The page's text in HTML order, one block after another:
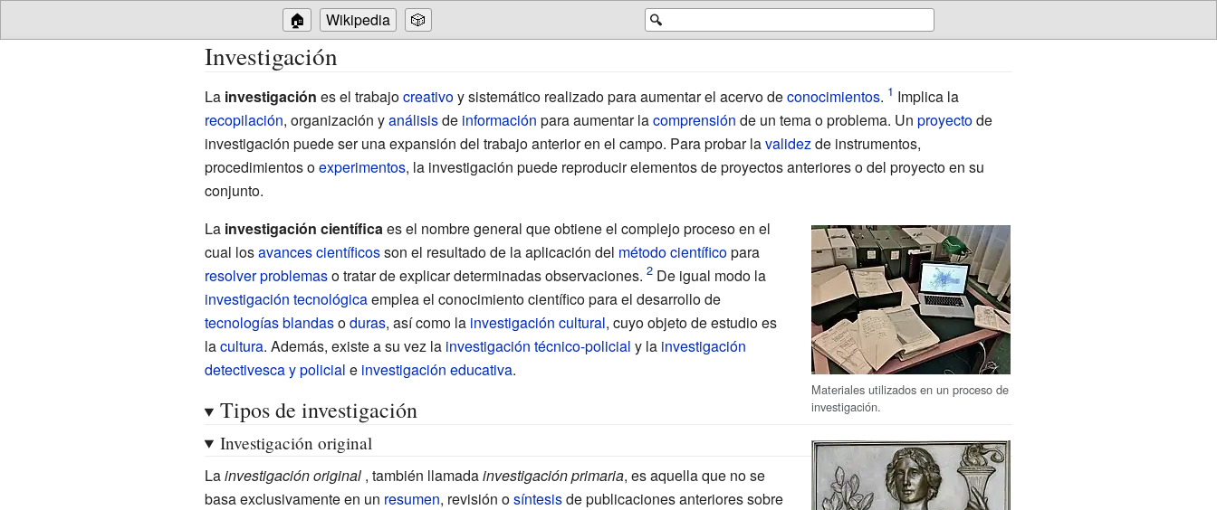
🔍
🏠 Wikipedia 🎲
Investigación
La investigación es el trabajocreativoy sistemático realizado para aumentar el acervo deconocimientos.
Implica la
recopilación, organización yanálisisde información para aumentar lacomprensión de un tema o problema. Un proyectode
investigación puede ser una expansión del trabajo anterior en el campo. Para probar lavalidez de instrumentos,
procedimientos oexperimentos, la investigación puede reproducir elementos de proyectos anteriores o del proyecto en su
conjunto.
Materiales utilizados en un proceso de
investigación.
La investigación científica es el nombre general que obtiene el complejo proceso en el
cual losavances científicosson el resultado de la aplicación del método científicopara
resolver problemaso tratar de explicar determinadas observaciones. De igual modo la
investigación tecnológicaemplea el conocimiento científico para el desarrollo de
tecnologías blandasoduras, así como la investigación cultural, cuyo objeto de estudio es
lacultura. Además, existe a su vez la investigación técnico-policial y la investigación
detectivesca y policial e investigación educativa.
Tipos de investigación
Investigación original
Lainvestigación original , también llamadainvestigación primaria, es aquella que no se
basa exclusivamente en un resumen, revisión osíntesisde publicaciones anteriores sobre